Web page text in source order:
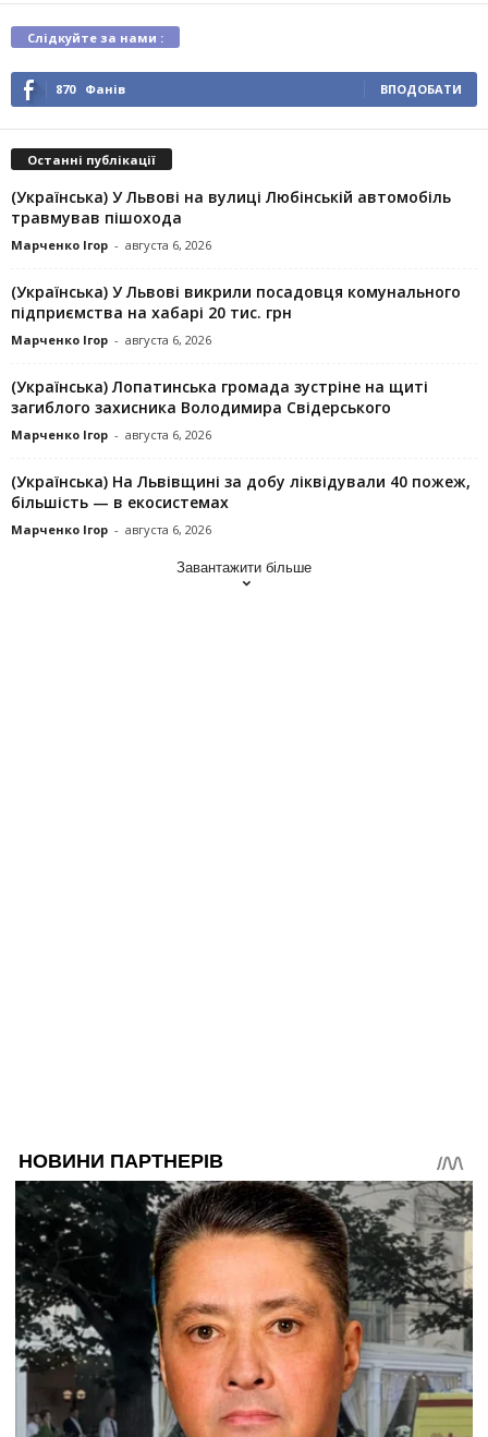
Слідкуйте за нами :
870 Фанів ВПОДОБАТИ
Останні публікації
(Українська) У Львові на вулиці Любінській автомобіль
травмував пішохода
Марченко Ігор - августа 6, 2026
(Українська) У Львові викрили посадовця комунального
підприємства на хабарі 20 тис. грн
Марченко Ігор - августа 6, 2026
(Українська) Лопатинська громада зустріне на щиті
загиблого захисника Володимира Свідерського
Марченко Ігор - августа 6, 2026
(Українська) На Львівщині за добу ліквідували 40 пожеж,
більшість — в екосистемах
Марченко Ігор - августа 6, 2026
Завантажити більше